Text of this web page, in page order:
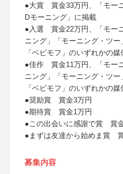
●大賞 賞金33万円、「モー
Dモーニング」に掲載
●入選 賞金22万円、「モー
ニング」「モーニング・ツー
「ベビモフ」のいずれかの
●佳作 賞金11万円、「モー
ニング」「モーニング・ツー
「ベビモフ」のいずれかの
●奨励賞 賞金3万円
●期待賞 賞金1万円
●この出会いに感謝で賞 賞
●まずは友達から始めま賞
募集内容